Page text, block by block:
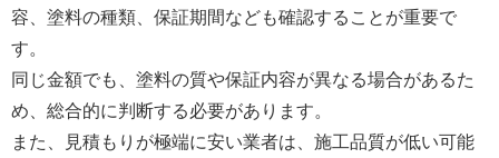
容、塗料の種類、保証期間なども確認することが重要で
す。
同じ金額でも、塗料の質や保証内容が異なる場合があるた
め、総合的に判断する必要があります。
また、見積もりが極端に安い業者は、施工品質が低い可能